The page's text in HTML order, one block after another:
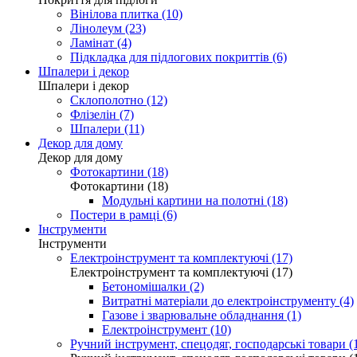
Вінілова плитка (10)
Лінолеум (23)
Ламінат (4)
Підкладка для підлогових покриттів (6)
Шпалери і декор
Шпалери і декор
Склополотно (12)
Флізелін (7)
Шпалери (11)
Декор для дому
Декор для дому
Фотокартини (18)
Фотокартини (18)
Модульні картини на полотні (18)
Постери в рамці (6)
Інструменти
Інструменти
Електроінструмент та комплектуючі (17)
Електроінструмент та комплектуючі (17)
Бетономішалки (2)
Витратні матеріали до електроінструменту (4)
Газове і зварювальне обладнання (1)
Електроінструмент (10)
Ручний інструмент, спецодяг, господарські товари